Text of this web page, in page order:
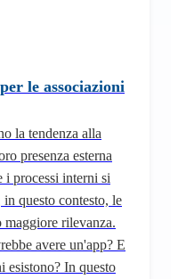
le associazioni
la tendenza alla
presenza esterna
i processi interni si
questo contesto, le
maggiore rilevanza.
avere un'app? E
esistono? In questo